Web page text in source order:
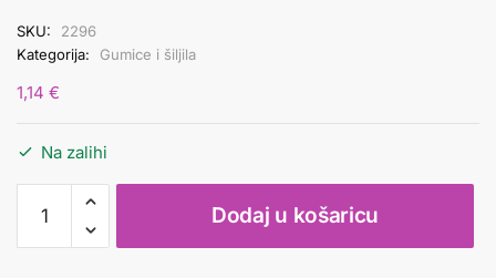
SKU:
2296
Kategorija:
Gumice i šiljila
1,14 €
Na zalihi
METALNO
2
Dodaj u košaricu